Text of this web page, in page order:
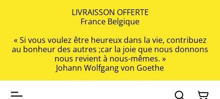
LIVRAISSON OFFERTE
France Belgique
« Si vous voulez être heureux dans la vie, contribuez
au bonheur des autres ;car la joie que nous donnons
nous revient à nous-mêmes. »
Johann Wolfgang von Goethe